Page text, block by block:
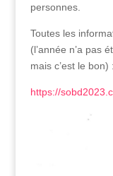
personnes.
Toutes les
(l’année n’a pas
mais c’est le bon) :
https://